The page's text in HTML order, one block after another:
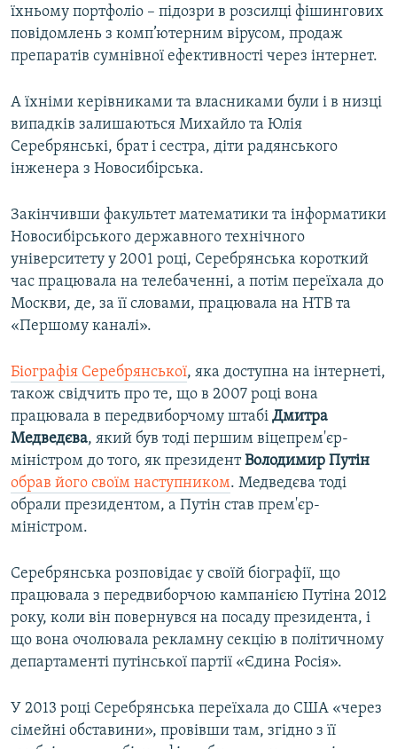
їхньому портфоліо – підозри в розсилці фішингових
повідомлень з комп’ютерним вірусом, продаж
препаратів сумнівної ефективності через інтернет.
А їхніми керівниками та власниками були і в низці
випадків залишаються Михайло та Юлія
Серебрянські, брат і сестра, діти радянського
інженера з Новосибірська.
Закінчивши факультет математики та інформатики
Новосибірського державного технічного
університету у 2001 році, Серебрянська короткий
час працювала на телебаченні, а потім переїхала до
Москви, де, за її словами, працювала на НТВ та
«Першому каналі».
Біографія Серебрянської, яка доступна на інтернеті,
також свідчить про те, що в 2007 році вона
працювала в передвиборчому штабі Дмитра
Медведєва, який був тоді першим віцепрем'єр-
міністром до того, як президентВолодимир Путін
обрав його своїм наступником. Медведєва тоді
обрали президентом, а Путін став прем'єр-
міністром.
Серебрянська розповідає у своїй біографії, що
працювала з передвиборчою кампанією Путіна 2012
року, коли він повернувся на посаду президента, і
що вона очолювала рекламну секцію в політичному
департаменті путінської партії «Єдина Росія».
У 2013 році Серебрянська переїхала до США «через
сімейні обставини», провівши там, згідно з її